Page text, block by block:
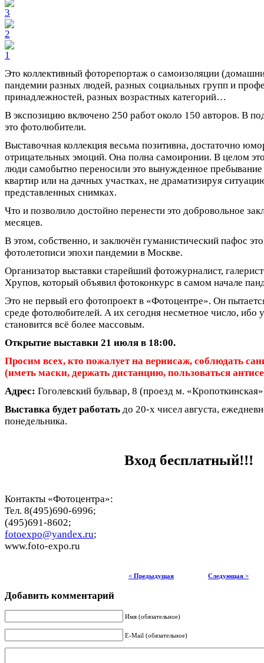
Это коллективный фоторепортаж о самоизоляции
пандемии разных людей, разных социальных групп и
принадлежностей, разных возрастных категорий…
В экспозицию включено 250 работ около 150 авторов. В
это фотолюбители.
Выставочная коллекция весьма позитивна, достаточно
отрицательных эмоций. Она полна самоиронии. В целом
люди самобытно переносили это вынужденное пребывание
квартир или на дачных участках, не драматизируя
представленных снимках.
Что и позволило достойно перенести это добровольное
месяцев.
В этом, собственно, и заключён гуманистический пафос
фотолетописи эпохи пандемии в Москве.
Организатор выставки старейший фотожурналист,
Хрупов, который объявил фотоконкурс в самом начале
Это не первый его фотопроект в «Фотоцентре». Он
среде фотолюбителей. А их сегодня несметное число, ибо
становится всё более массовым.
Открытие выставки 21 июля в 18:00.
Просим всех, кто пожалует на вернисаж, соблюдать
(иметь маски, держать дистанцию, пользоваться
Адрес: Гоголевский бульвар, 8 (проезд м.
Выставка будет работать до 20-х чисел августа,
понедельника.
Вход бесплатный!!!
Контакты «Фотоцентра»:
Тел. 8(495)690-6996;
(495)691-8602;
fotoexpo@yandex.ru;
www.foto-expo.ru
< Предыдущая Следующая >
Добавить комментарий
Имя (обязательное)
E-Mail (обязательное)